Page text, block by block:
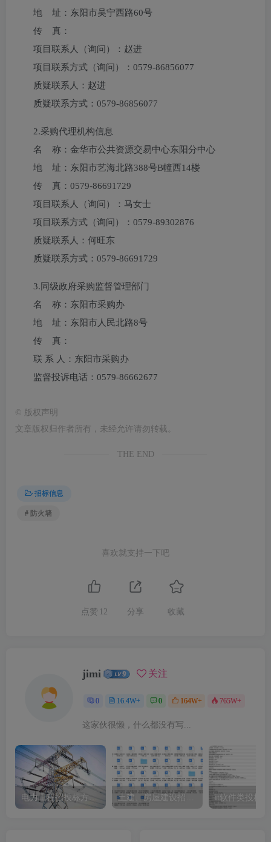
地 址： 东阳市吴宁西路60号
传 真：
项目联系人（询问）： 赵进
项目联系方式（询问）： 0579-86856077
质疑联系人： 赵进
质疑联系方式： 0579-86856077
2.采购代理机构信息
名 称： 金华市公共资源交易中心东阳分中心
地 址： 东阳市艺海北路388号B幢西14楼
传 真： 0579-86691729
项目联系人（询问）： 马女士
项目联系方式（询问）： 0579-89302876
质疑联系人： 何旺东
质疑联系方式： 0579-86691729
3. 同级政府采购监督管理部门
名 称：东阳市采购办
地 址：东阳市人民北路8号
传 真：
联 系 人：东阳市采购办
监督投诉电话：0579-86662677
©
版权声明
文章版权归作者所有，未经允许请勿转载。
THE END
招标信息
# 防火墙
喜欢就支持一下吧
点赞 12 分享 收藏
jimi 关注
0 16.4W+ 0 164W+ 765W+
这家伙很懒，什么都没有写...
it软件类投标